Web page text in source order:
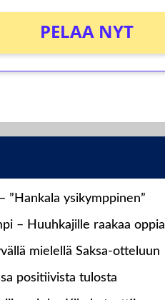
PELAA NYT
”Hankala ysikymppinen”
– Huuhkajille raakaa oppia
mielellä Saksa-otteluun
positiivista tulosta